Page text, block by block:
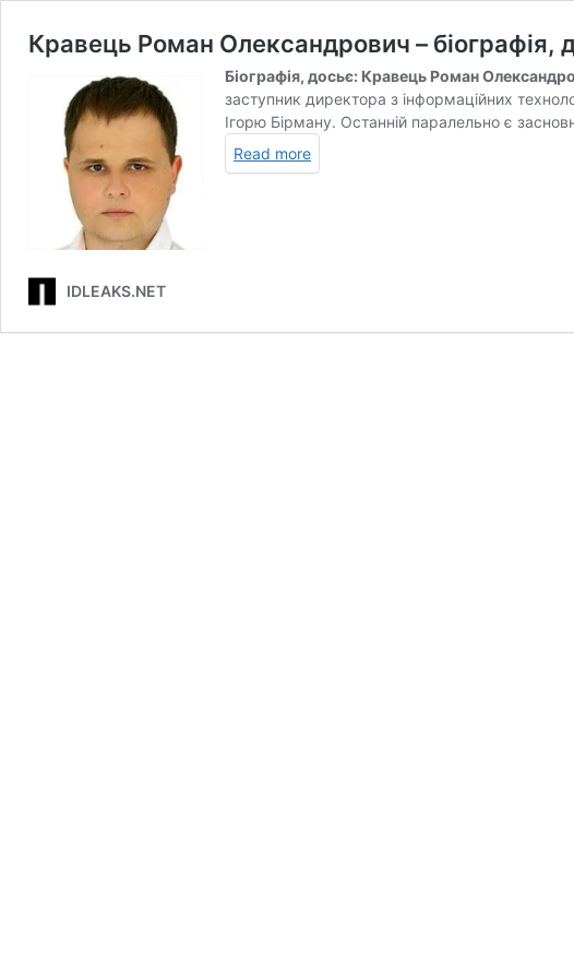
Кравець Роман Олександрович – біографія,
Біографія, досьє: Кравець Роман
заступник директора з інформаційних
Ігорю Бірману. Останній паралельно є
Read more
IDLEAKS.NET